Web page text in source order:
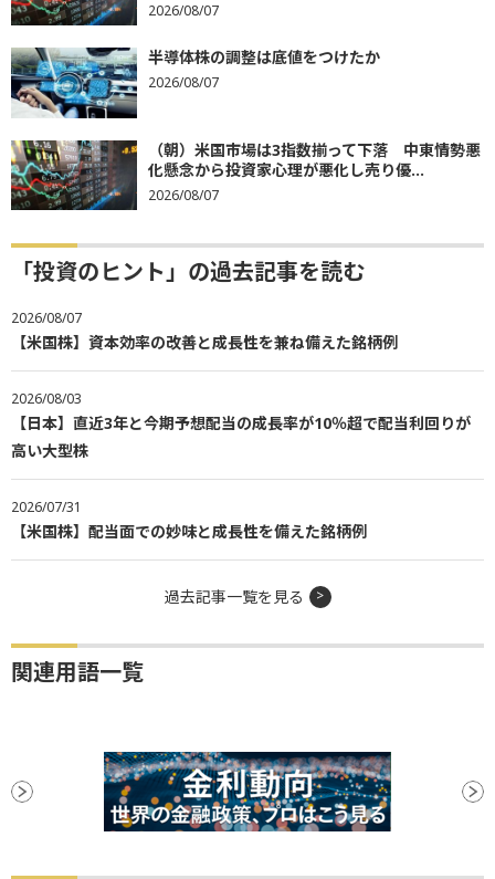
2026/08/07
半導体株の調整は底値をつけたか
2026/08/07
（朝）米国市場は3指数揃って下落 中東情勢悪
化懸念から投資家心理が悪化し売り優...
2026/08/07
「投資のヒント」の過去記事を読む
2026/08/07
【米国株】資本効率の改善と成長性を兼ね備えた銘柄例
2026/08/03
【日本】直近3年と今期予想配当の成長率が10％超で配当利回りが
高い大型株
2026/07/31
【米国株】配当面での妙味と成長性を備えた銘柄例
過去記事一覧を見る
関連用語一覧